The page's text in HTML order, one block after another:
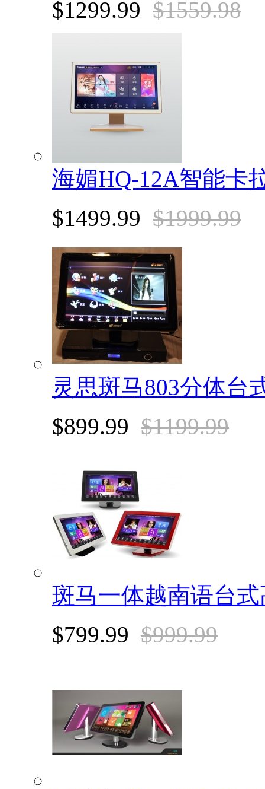
$1299.99 $1559.98
海媚HQ-12A智能卡
$1499.99 $1999.99
灵思斑马803分体台
$899.99 $1199.99
斑马一体越南语台
$799.99 $999.99